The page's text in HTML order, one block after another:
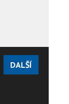
DALŠÍ